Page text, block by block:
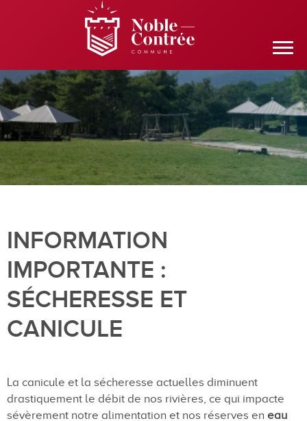
INFORMATION
IMPORTANTE :
SÉCHERESSE ET
CANICULE
La canicule et la sécheresse actuelles diminuent
drastiquement le débit de nos rivières, ce qui impacte
sévèrement notre alimentation et nos réserves en eau